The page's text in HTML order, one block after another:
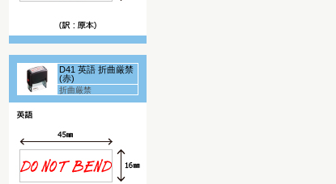
D41 英語 折曲厳禁
(赤)
折曲厳禁